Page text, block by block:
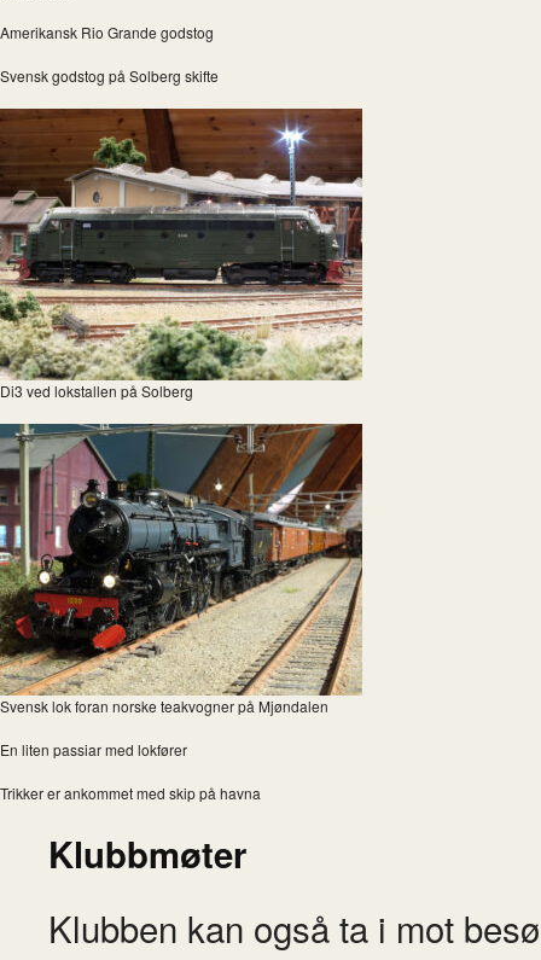
Amerikansk Rio Grande godstog
Svensk godstog på Solberg skifte
Di3 ved lokstallen på Solberg
Svensk lok foran norske teakvogner på Mjøndalen
En liten passiar med lokfører
Trikker er ankommet med skip på havna
Klubbmøter
Klubben kan også ta i mot